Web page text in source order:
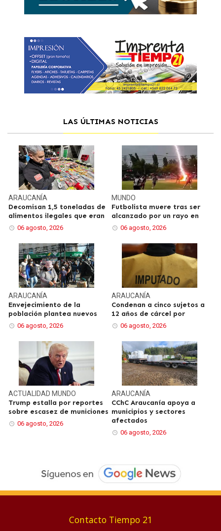
LAS ÚLTIMAS NOTICIAS
ARAUCANÍA
Decomisan 1,5 toneladas de
alimentos ilegales que eran
06 agosto, 2026
MUNDO
Futbolista muere tras ser
alcanzado por un rayo en
06 agosto, 2026
ARAUCANÍA
Envejecimiento de la
población plantea nuevos
06 agosto, 2026
ARAUCANÍA
Condenan a cinco sujetos a
12 años de cárcel por
06 agosto, 2026
ACTUALIDAD MUNDO
Trump estalla por reportes
sobre escasez de municiones
06 agosto, 2026
ARAUCANÍA
CChC Araucanía apoya a
municipios y sectores
afectados
06 agosto, 2026
Contacto Tiempo 21